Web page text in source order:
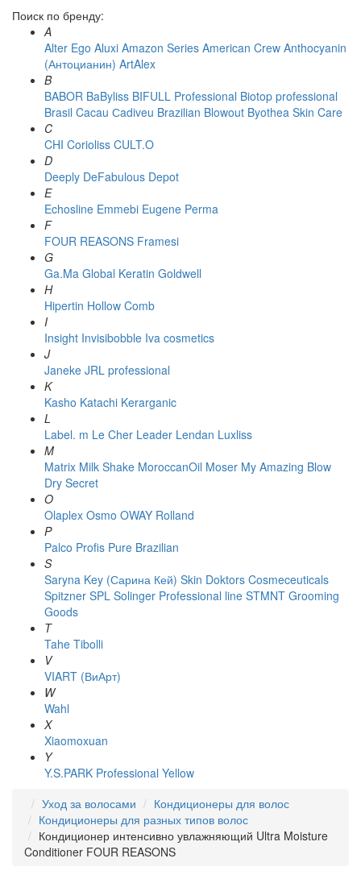
Поиск по бренду:
A
Alter Ego Aluxi Amazon Series American Crew Anthocyanin
(Антоцианин) ArtAlex
B
BABOR BaByliss BIFULL Professional Biotop professional
Brasil Cacau Сadiveu Brazilian Blowout Byothea Skin Care
C
CHI Corioliss CULT.O
D
Deeply DeFabulous Depot
E
Echosline Emmebi Eugene Perma
F
FOUR REASONS Framesi
G
Ga.Ma Global Keratin Goldwell
H
Hipertin Hollow Comb
I
Insight Invisibobble Iva cosmetics
J
Janeke JRL professional
K
Kasho Katachi Kerarganic
L
Label. m Le Cher Leader Lendan Luxliss
M
Matrix Milk Shake MoroccanOil Moser My Amazing Blow
Dry Secret
O
Olaplex Osmo OWAY Rolland
P
Palco Profis Pure Brazilian
S
Saryna Key (Сарина Кей) Skin Doktors Cosmeceuticals
Spitzner SPL Solinger Professional line STMNT Grooming
Goods
T
Tahe Tibolli
V
VIART (ВиАрт)
W
Wahl
X
Xiaomoxuan
Y
Y.S.PARK Professional Yellow
Уход за волосами
Кондиционеры для волос
Кондиционеры для разных типов волос
Кондиционер интенсивно увлажняющий Ultra Moisture
Conditioner FOUR REASONS